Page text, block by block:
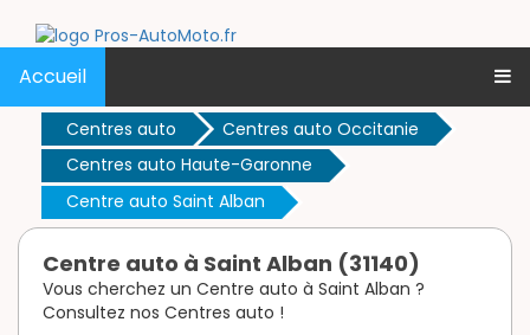
Accueil
Centres auto
Centres auto Occitanie
Centres auto Haute-Garonne
Centre auto Saint Alban
Centre auto à Saint Alban (31140)
Vous cherchez un Centre auto à Saint Alban ?
Consultez nos Centres auto !